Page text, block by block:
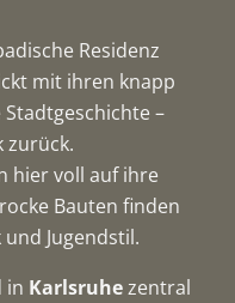
Residenz
mit ihren knapp
–
zurück.
hier voll auf ihre
Bauten finden
Jugendstil.
in Karlsruhezentral